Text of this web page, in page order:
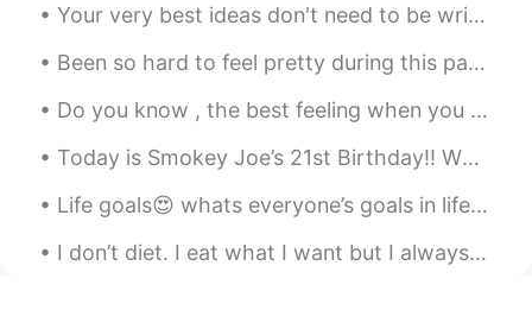
Your very best ideas don't need to be written down. If they're really good, you'll keep thinking ...
Been so hard to feel pretty during this pandemic.. finally got ready to go out. Not a big event b...
Do you know , the best feeling when you wake up earlier than usual and hear the sound of the rain...
Today is Smokey Joe’s 21st Birthday!! What a joy he is in my life! Happy Birthday handsome boy...
Life goals😍 whats everyone’s goals in life? It doesn’t matter if they’re crazy or not very achiev...
I don’t diet. I eat what I want but I always make sure of three things: 1) I burn more calories ...